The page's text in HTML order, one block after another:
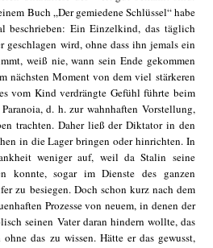
Buch „Der gemiedene Schlüssel“ habe
beschrieben: Ein Einzelkind, das täglich
geschlagen wird, ohne dass ihn jemals ein
weiß nie, wann sein Ende gekommen
nächsten Moment von dem viel stärkeren
vom Kind verdrängte Gefühl führte beim
d. h. zur wahnhaften Vorstellung,
trachten. Daher ließ der Diktator in den
in die Lager bringen oder hinrichten. In
weniger auf, weil da Stalin seine
konnte, sogar im Dienste des ganzen
zu besiegen. Doch schon kurz nach dem
Prozesse von neuem, in denen der
seinen Vater daran hindern wollte, das
das zu wissen. Hätte er das gewusst,